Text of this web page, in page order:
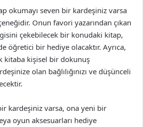
okumayı seven bir kardeşiniz varsa
Onun favori yazarından çıkan
çekebilecek bir konudaki kitap,
öğretici bir hediye olacaktır. Ayrıca,
kitaba kişisel bir dokunuş
olan bağlılığınızı ve düşünceli
kardeşiniz varsa, ona yeni bir
oyun aksesuarları hediye